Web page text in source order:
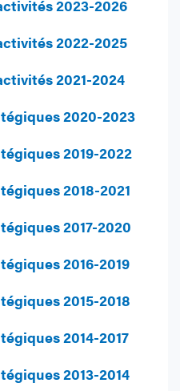
2023-2026
2022-2025
2021-2024
2020-2023
2019-2022
2018-2021
2017-2020
2016-2019
2015-2018
2014-2017
2013-2014